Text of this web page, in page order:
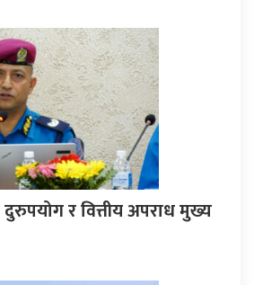
र वित्तीय अपराध मुख्य